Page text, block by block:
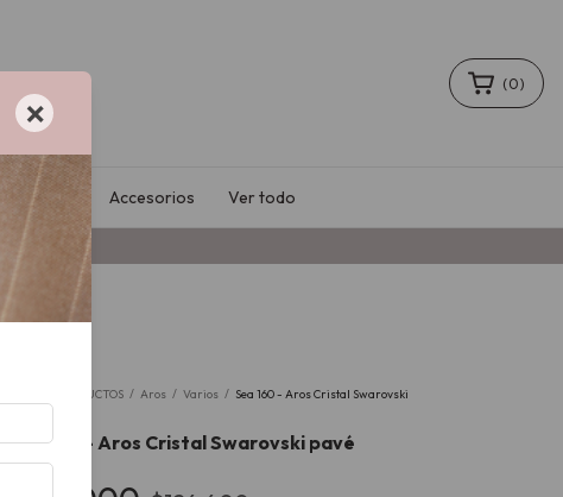
(0)
Sale Accesorios Ver todo
PRODUCTOS / Aros / Varios / Sea 160 - Aros Cristal Swarovski
Sea 160 - Aros Cristal Swarovski pavé
×